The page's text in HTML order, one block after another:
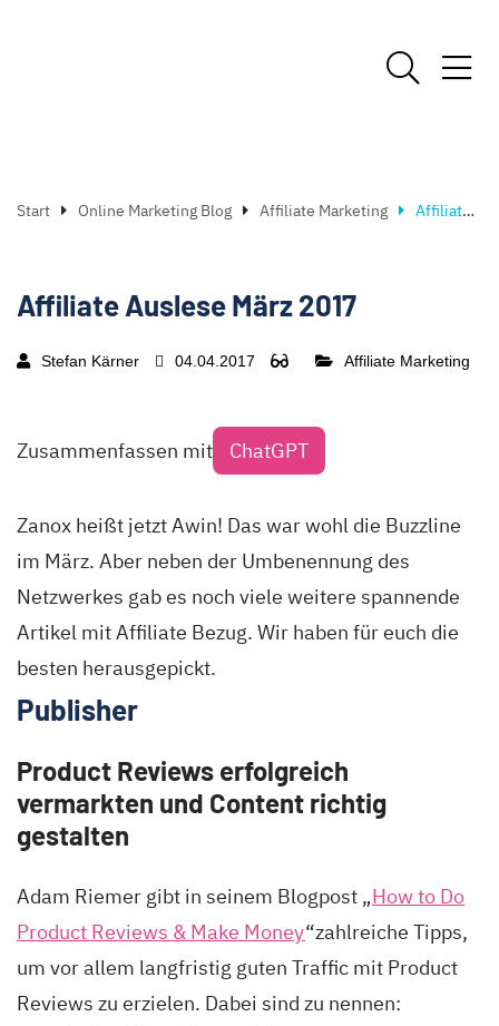
Start Online Marketing Blog Affiliate Marketing Affiliate Auslese März 2017
Affiliate Auslese März 2017
Stefan Kärner 04.04.2017 Affiliate Marketing
Zusammenfassen mit ChatGPT
Zanox heißt jetzt Awin! Das war wohl die Buzzline
im März. Aber neben der Umbenennung des
Netzwerkes gab es noch viele weitere spannende
Artikel mit Affiliate Bezug. Wir haben für euch die
besten herausgepickt.
Publisher
Product Reviews erfolgreich
vermarkten und Content richtig
gestalten
Adam Riemer gibt in seinem Blogpost „How to Do
Product Reviews & Make Money“zahlreiche Tipps,
um vor allem langfristig guten Traffic mit Product
Reviews zu erzielen. Dabei sind zu nennen: